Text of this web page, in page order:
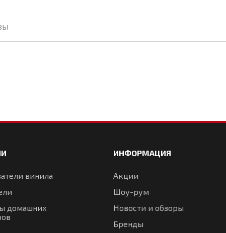
винила
домашних
ИНФОРМАЦИЯ
Акции
Шоу-рум
Новости и обзоры
Бренды